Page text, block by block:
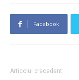
Facebook
Articolul precedent